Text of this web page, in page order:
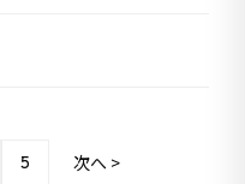
5 次へ >